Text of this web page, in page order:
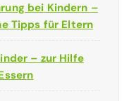
bei Kindern –
Tipps für Eltern
– zur Hilfe